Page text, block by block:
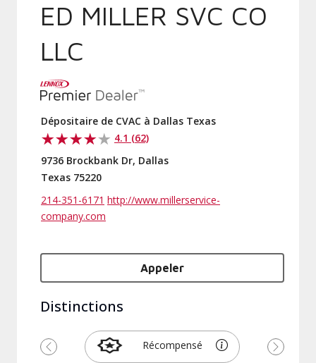
ED MILLER SVC CO
LLC
Dépositaire de CVAC à Dallas Texas
4.1 (62)
9736 Brockbank Dr, Dallas
Texas 75220
214-351-6171 http://www.millerservice-
company.com
Appeler
Distinctions
Récompensé
Précédent Suivant